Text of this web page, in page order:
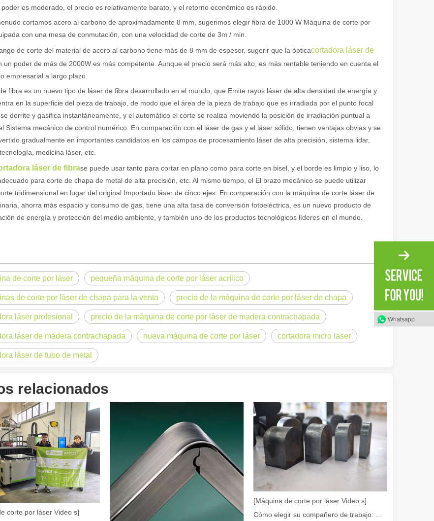
a una audiencia internacional manteniendo el tono profesional e inspirador del original. Shining Across the Pacific: How Our
de fibra están revolucionando la fabricación de tuberías En el mundo en rápida evolución de la fabricación de metales, la eficiencia
manufacturera en rápido desarrollo. Puede procesar una variedad de tubos metálicos con alta precisión y eficiencia. Esta
poder es moderado, el precio es relativamente barato, y el retorno económico es rápido.
cortamos acero al carbono de aproximadamente 8 mm, sugerimos elegir fibra de 1000 W Máquina de corte por
con una mesa de conmutación, con una velocidad de corte de 3m / min.
de corte del material de acero al carbono tiene más de 8 mm de espesor, sugerir que la ópticacortadora láser de
un poder de más de 2000W es más competente. Aunque el precio será más alto, es más rentable teniendo en cuenta el
empresarial a largo plazo.
fibra es un nuevo tipo de láser de fibra desarrollado en el mundo, que Emite rayos láser de alta densidad de energía y
en la superficie del pieza de trabajo, de modo que el área de la pieza de trabajo que es irradiada por el punto focal
derrite y gasifica instantáneamente, y el automático el corte se realiza moviendo la posición de irradiación puntual a
Sistema mecánico de control numérico. En comparación con el láser de gas y el láser sólido, tienen ventajas obvias y se
gradualmente en importantes candidatos en los campos de procesamiento láser de alta precisión, sistema lidar,
medicina láser, etc.
láser de fibrase puede usar tanto para cortar en plano como para corte en bisel, y el borde es limpio y liso, lo
para corte de chapa de metal de alta precisión, etc. Al mismo tiempo, el El brazo mecánico se puede utilizar
tridimensional en lugar del original Importado láser de cinco ejes. En comparación con la máquina de corte láser de
ahorra más espacio y consumo de gas, tiene una alta tasa de conversión fotoeléctrica, es un nuevo producto de
de energía y protección del medio ambiente, y también uno de los productos tecnológicos líderes en el mundo.
de corte por láser pequeña máquina de corte por láser acrílico
de corte por láser de chapa para la venta precio de la máquina de corte por láser de chapa
láser profesional precio de la máquina de corte por láser de madera contrachapada
láser de madera contrachapada nueva máquina de corte por láser cortadora micro laser
láser de tubo de metal
relacionados
corte por láser Video s]
[Máquina de corte por láser Video s]
Cómo elegir su compañero de trabajo: máquina de corte por láser
Whatsapp